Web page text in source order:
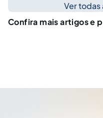
Ver
Confira mais artigos e